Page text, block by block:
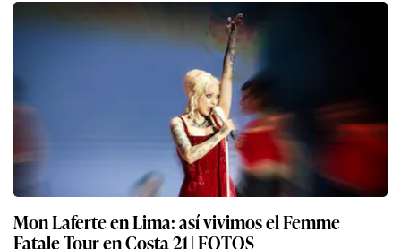
Mon Laferte en Lima: así vivimos el Femme
Fatale Tour en Costa 21 | FOTOS